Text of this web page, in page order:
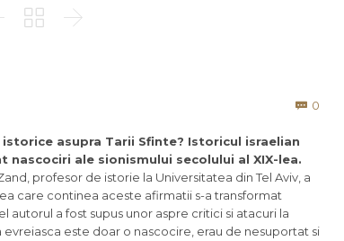
 
 0
asupra Tarii Sfinte? Istoricul israelian
nascociri ale sionismului secolului al XIX-lea.
profesor de istorie la Universitatea din Tel Aviv, a
care continea aceste afirmatii s-a transformat
a fost supus unor aspre critici si atacuri la
este doar o nascocire, erau de nesuportat si